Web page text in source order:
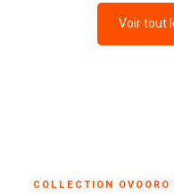
Voir tout
COLLECTION